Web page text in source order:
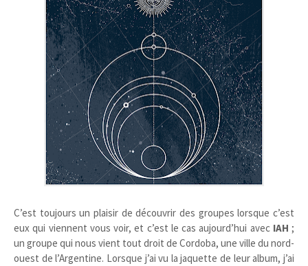
C’est toujours un plaisir de découvrir des groupes lorsque c’est
eux qui viennent vous voir, et c’est le cas aujourd’hui avec IAH ;
un groupe qui nous vient tout droit de Cordoba, une ville du nord-
ouest de l’Argentine. Lorsque j’ai vu la jaquette de leur album, j’ai